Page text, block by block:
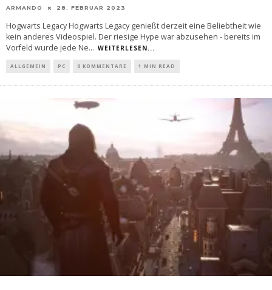
ARMANDO 28. FEBRUAR 2023
Hogwarts Legacy Hogwarts Legacy genießt derzeit eine Beliebtheit wie
kein anderes Videospiel. Der riesige Hype war abzusehen - bereits im
Vorfeld wurde jede Ne... WEITERLESEN...
ALLGEMEIN PC 0 KOMMENTARE 1 MIN READ